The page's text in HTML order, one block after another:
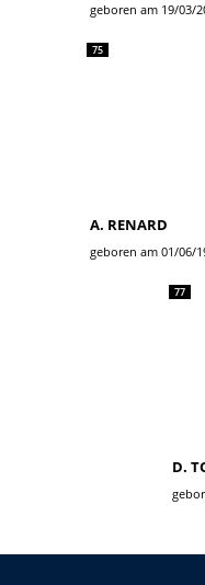
geboren am 19/03/
75
A. RENARD
geboren am 01/06/
77
D.